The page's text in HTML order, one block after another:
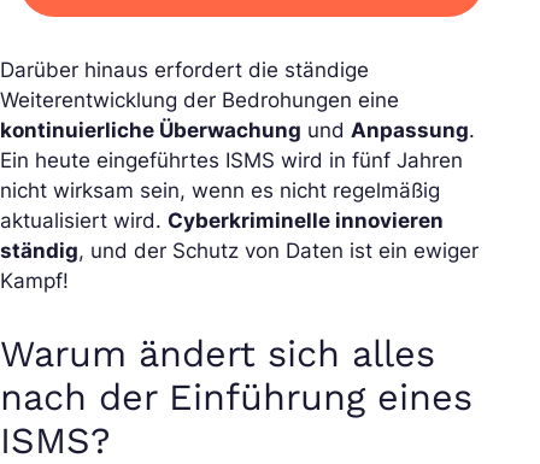
Darüber hinaus erfordert die ständige
Weiterentwicklung der Bedrohungen eine
kontinuierliche Überwachung und Anpassung.
Ein heute eingeführtes ISMS wird in fünf Jahren
nicht wirksam sein, wenn es nicht regelmäßig
aktualisiert wird. Cyberkriminelle innovieren
ständig, und der Schutz von Daten ist ein ewiger
Kampf!
Warum ändert sich alles
nach der Einführung eines
ISMS?